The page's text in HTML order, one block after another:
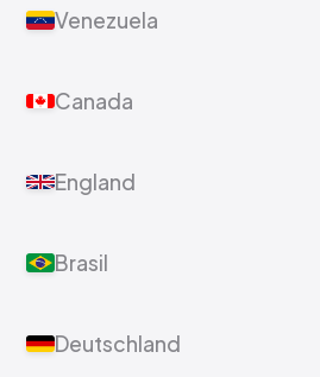
Venezuela
Canada
England
Brasil
Deutschland